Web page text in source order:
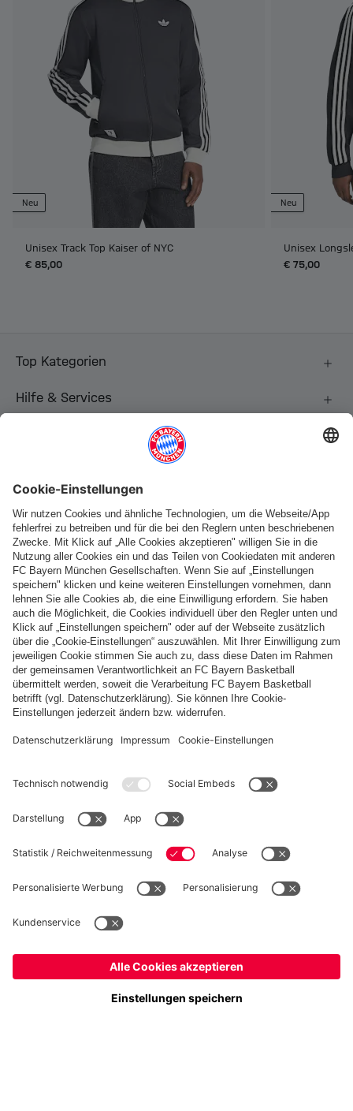
Neu
Unisex Track Top Kaiser of NYC
€ 85,00
Neu
Unisex
€ 75,00
Top Kategorien
Hilfe & Services
Folge uns
Zahlung & Lieferung
FC Bayern Store App
WIDERRUF
Datenschutz
Cookie Details
Preise inklusive MwSt. und zzgl. Versandkosten
© FC Bayern München AG
FC Bayern München AG, Säbener Str. 51-57, 81547 München
Ja,Österreich, um dorthin zu liefern!
Weltweit, um dorthin zu liefern!